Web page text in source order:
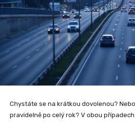
Chystáte se na krátkou dovolenou?
pravidelně po celý rok? V obou